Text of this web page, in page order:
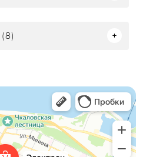
в Нижнем Новгороде